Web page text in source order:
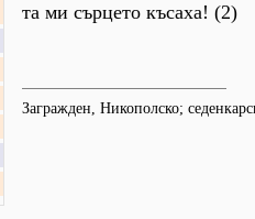
та ми сърцето късаха! (2)
Загражден, Никополско;